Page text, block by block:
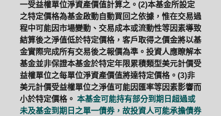
一受益權單位淨資產價值計算之。(2)本基金所設定
之特定價格為基金啟動自動買回之依據，惟在交易過
程中可能因市場變動、交易成本或流動性等因素導致
結算後之淨值低於特定價格，客戶取得之價金將以基
金實際完成所有交易後之報價為準。投資人應瞭解本
基金並非保證本基金於特定年限累積類型美元計價受
益權單位之每單位淨資產價值將達特定價格。(3)非
美元計價受益權單位之淨值可能因匯率等因素影響而
小於特定價格。 本基金可能持有部分到期日超過或
未及基金到期日之單一債券，故投資人可能承擔債券